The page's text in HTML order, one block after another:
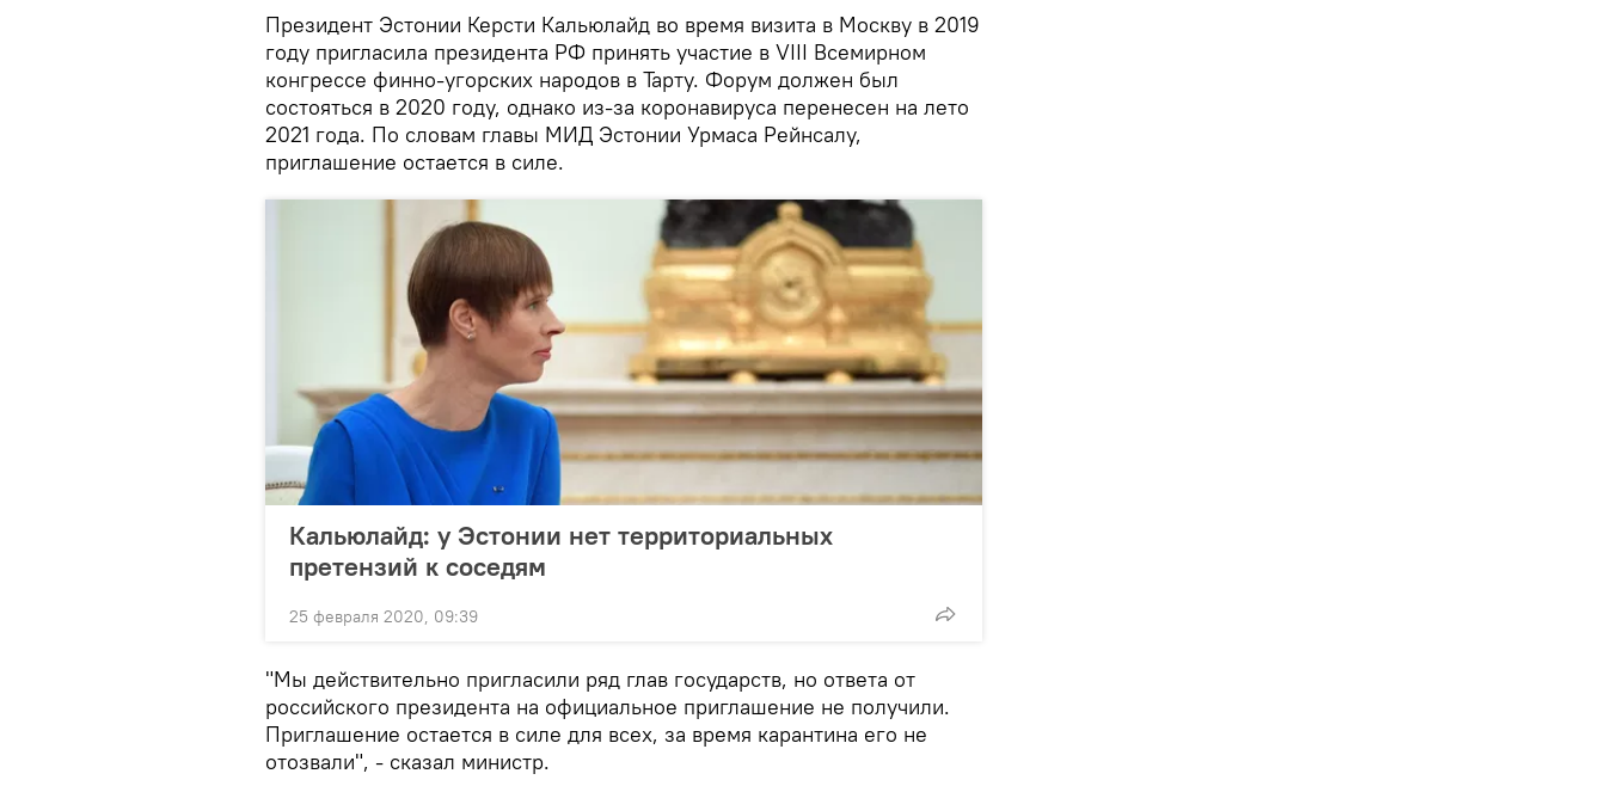
Президент Эстонии Керсти Кальюлайд во время визита в Москву в 2019
году пригласила президента РФ принять участие в VIII Всемирном
конгрессе финно-угорских народов в Тарту. Форум должен был
состояться в 2020 году, однако из-за коронавируса перенесен на лето
2021 года. По словам главы МИД Эстонии Урмаса Рейнсалу,
приглашение остается в силе.
Кальюлайд: у Эстонии нет территориальных
претензий к соседям
25 февраля 2020, 09:39
"Мы действительно пригласили ряд глав государств, но ответа от
российского президента на официальное приглашение не получили.
Приглашение остается в силе для всех, за время карантина его не
отозвали", - сказал министр.